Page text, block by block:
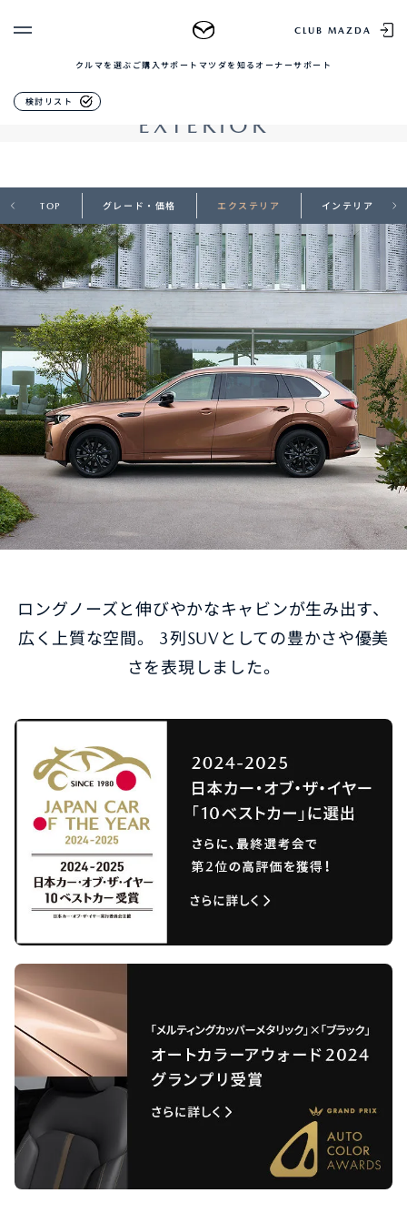
CLUB MAZDA
クルマを選ぶ ご購入サポート マツダを知る オーナーサポート
検討リスト
車種・グレード比較
ご購入サポート
クルマ購入ガイド
カンタン見積り
販売店検索
試乗車検索
購入相談
マツダを知る
オーナーサポート
中古車
企業・IR・採用
ログイン
CLUB MAZDAとは
登録情報の変更
お知らせ配信の登録・解除
ログアウト
MAZDA CX-80
EXTERIOR
TOP グレード・価格 エクステリア インテリア
ロングノーズと伸びやかなキャビンが生み出す、
広く上質な空間。 3列SUVとしての豊かさや優美
さを表現しました。